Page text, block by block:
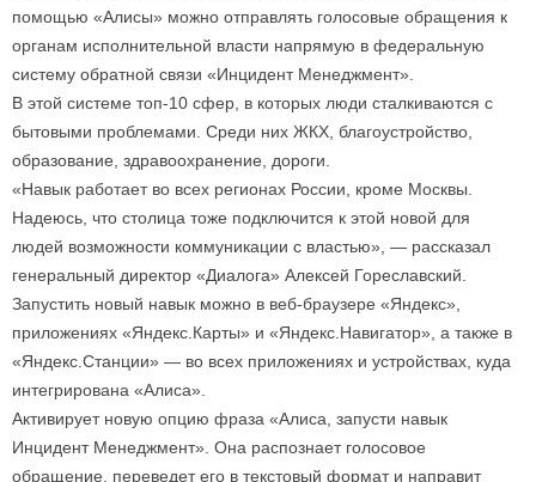
помощью «Алисы» можно отправлять голосовые обращения к
органам исполнительной власти напрямую в федеральную
систему обратной связи «Инцидент Менеджмент».
В этой системе топ-10 сфер, в которых люди сталкиваются с
бытовыми проблемами. Среди них ЖКХ, благоустройство,
образование, здравоохранение, дороги.
«Навык работает во всех регионах России, кроме Москвы.
Надеюсь, что столица тоже подключится к этой новой для
людей возможности коммуникации с властью», — рассказал
генеральный директор «Диалога» Алексей Гореславский.
Запустить новый навык можно в веб-браузере «Яндекс»,
приложениях «Яндекс.Карты» и «Яндекс.Навигатор», а также в
«Яндекс.Станции» — во всех приложениях и устройствах, куда
интегрирована «Алиса».
Активирует новую опцию фраза «Алиса, запусти навык
Инцидент Менеджмент». Она распознает голосовое
обращение, переведет его в текстовый формат и направит